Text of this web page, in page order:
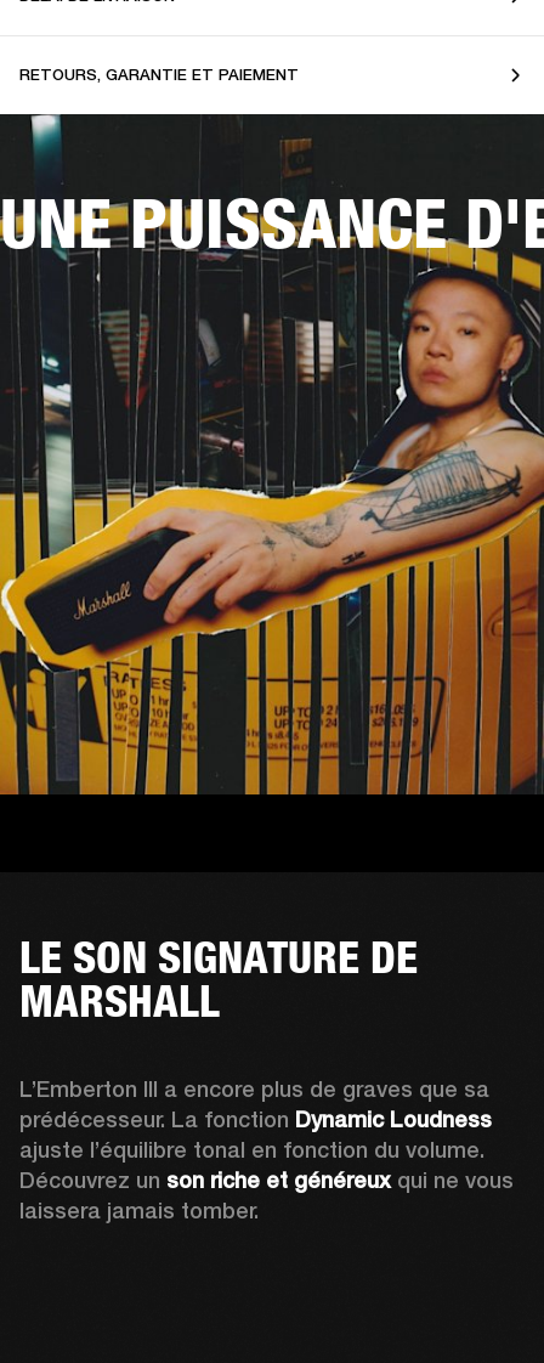
RETOURS, GARANTIE ET PAIEMENT
UNE PUISSANCE
LE SON SIGNATURE DE
MARSHALL
L’Emberton III a encore plus de graves que sa
prédécesseur. La fonction Dynamic Loudness
ajuste l’équilibre tonal en fonction du volume.
Découvrez un son riche et généreux qui ne vous
laissera jamais tomber.